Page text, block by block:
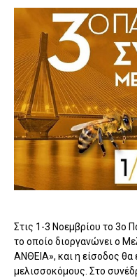
Στις 1-3 Νοεμβρίου το 3ο
το οποίο διοργανώνει ο
ΑΝΘΕΙΑ», και η είσοδος θα
μελισσοκόμους. Στο